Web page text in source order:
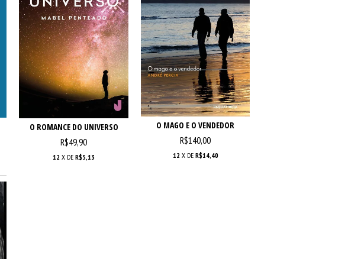
O ROMANCE DO UNIVERSO
R$49,90
12 X DER$5,13
O MAGO E O VENDEDOR
R$140,00
12 X DE R$14,40